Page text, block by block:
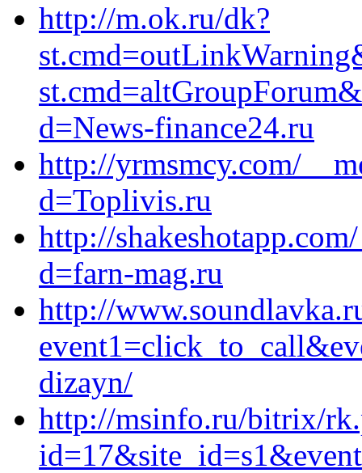
http://m.ok.ru/dk?
d=News-finance24.ru
http://yrmsmcy.com/
d=Toplivis.ru
http://
d=farn-mag.ru
http://
dizayn/
http://msinfo.ru/bitrix/